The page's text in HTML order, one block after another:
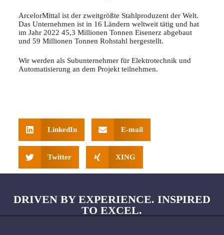
ArcelorMittal ist der zweitgrößte Stahlproduzent der Welt.
Das Unternehmen ist in 16 Ländern weltweit tätig und hat
im Jahr 2022 45,3 Millionen Tonnen Eisenerz abgebaut
und 59 Millionen Tonnen Rohstahl hergestellt.
Wir werden als Subunternehmer für Elektrotechnik und
Automatisierung an dem Projekt teilnehmen.
LinkedIn E-mail
Twitter XING
DRIVEN BY EXPERIENCE. INSPIRED
TO EXCEL.